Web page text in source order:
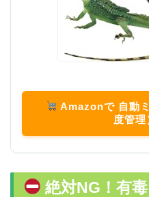
Amazonで 自動
度管
絶対NG！有